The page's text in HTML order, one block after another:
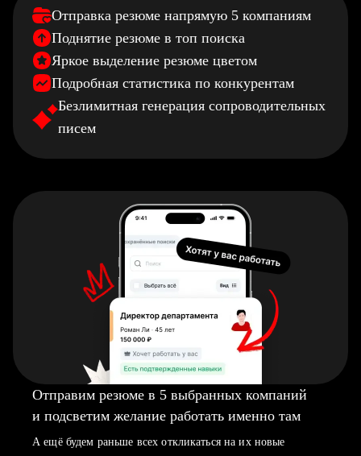
Отправка резюме напрямую 5 компаниям
Поднятие резюме в топ поиска
Яркое выделение резюме цветом
Подробная статистика по конкурентам
Безлимитная генерация сопроводительных
писем
Отправим резюме в 5 выбранных компаний
и подсветим желание работать именно там
А ещё будем раньше всех откликаться на их новые